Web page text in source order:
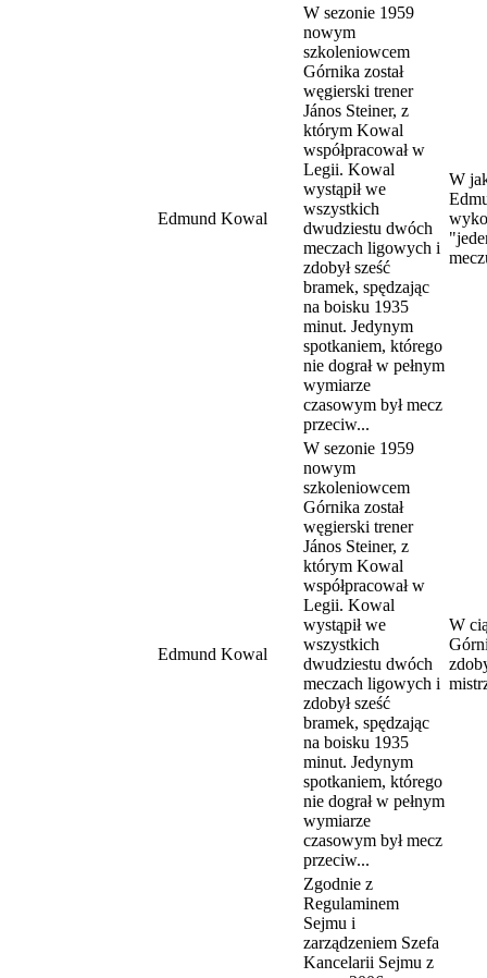
Edmund Kowal
W sezonie 1959
nowym
szkoleniowcem
Górnika został
węgierski trener
János Steiner, z
którym Kowal
współpracował w
Legii. Kowal
wystąpił we
wszystkich
dwudziestu dwóch
meczach ligowych i
zdobył sześć
bramek, spędzając
na boisku 1935
minut. Jedynym
spotkaniem, którego
nie dograł w pełnym
wymiarze
czasowym był mecz
przeciw...
W
Edmund Kowal
W sezonie 1959
nowym
szkoleniowcem
Górnika został
węgierski trener
János Steiner, z
którym Kowal
współpracował w
Legii. Kowal
wystąpił we
wszystkich
dwudziestu dwóch
meczach ligowych i
zdobył sześć
bramek, spędzając
na boisku 1935
minut. Jedynym
spotkaniem, którego
nie dograł w pełnym
wymiarze
czasowym był mecz
przeciw...
W
Zgodnie z
Regulaminem
Sejmu i
zarządzeniem Szefa
Kancelarii Sejmu z